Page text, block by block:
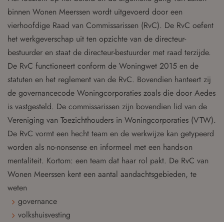
binnen Wonen Meerssen wordt uitgevoerd door een
vierhoofdige Raad van Commissarissen (RvC). De RvC oefent
het werkgeverschap uit ten opzichte van de directeur-
bestuurder en staat de directeur-bestuurder met raad terzijde.
De RvC functioneert conform de Woningwet 2015 en de
statuten en het reglement van de RvC. Bovendien hanteert zij
de governancecode Woningcorporaties zoals die door Aedes
is vastgesteld. De commissarissen zijn bovendien lid van de
Vereniging van Toezichthouders in Woningcorporaties (VTW).
De RvC vormt een hecht team en de werkwijze kan getypeerd
worden als no-nonsense en informeel met een hands-on
mentaliteit. Kortom: een team dat haar rol pakt. De RvC van
Wonen Meerssen kent een aantal aandachtsgebieden, te
weten
governance
volkshuisvesting